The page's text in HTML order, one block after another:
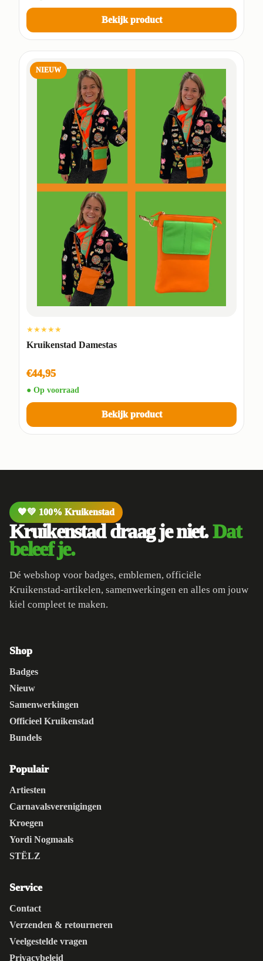
Bekijk product
NIEUW
★★★★★
Kruikenstad Damestas
€44,95
● Op voorraad
Bekijk product
🧡💚 100% Kruikenstad
Kruikenstad draag je niet.Dat
beleef je.
Dé webshop voor badges, emblemen, officiële
Kruikenstad-artikelen, samenwerkingen en alles om jouw
kiel compleet te maken.
Shop
Badges
Nieuw
Samenwerkingen
Officieel Kruikenstad
Bundels
Populair
Artiesten
Carnavalsverenigingen
Kroegen
Yordi Nogmaals
STËLZ
Service
Contact
Verzenden & retourneren
Veelgestelde vragen
Privacybeleid